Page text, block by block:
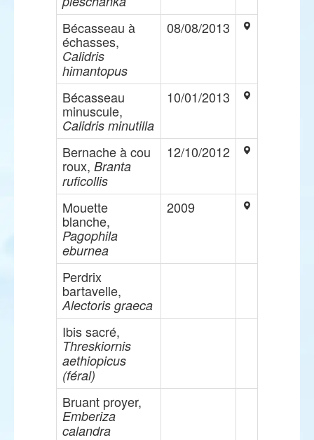
Bécasseau à
échasses,
Calidris
himantopus
08/08/2013
Bécasseau
minuscule,
Calidris minutilla
10/01/2013
Bernache à cou
roux, Branta
ruficollis
12/10/2012
Mouette
blanche,
Pagophila
eburnea
2009
Perdrix
bartavelle,
Alectoris graeca
Ibis sacré,
Threskiornis
aethiopicus
(féral)
Bruant proyer,
Emberiza
calandra